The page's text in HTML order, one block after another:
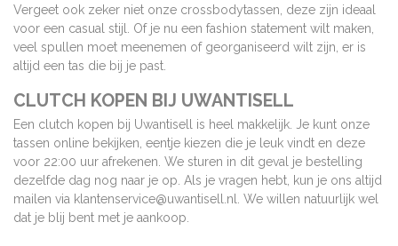
Vergeet ook zeker niet onze crossbodytassen, deze zijn ideaal
voor een casual stijl. Of je nu een fashion statement wilt maken,
veel spullen moet meenemen of georganiseerd wilt zijn, er is
altijd een tas die bij je past.
CLUTCH KOPEN BIJ UWANTISELL
Een clutch kopen bij Uwantisell is heel makkelijk. Je kunt onze
tassen online bekijken, eentje kiezen die je leuk vindt en deze
voor 22:00 uur afrekenen. We sturen in dit geval je bestelling
dezelfde dag nog naar je op. Als je vragen hebt, kun je ons altijd
mailen via klantenservice@uwantisell.nl
. We willen natuurlijk wel
dat je blij bent met je aankoop.